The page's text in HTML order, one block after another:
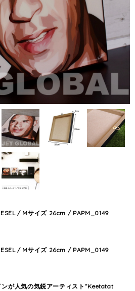
/ Mサイズ 26cm / PAPM_0149
/ Mサイズ 26cm / PAPM_0149
が人気の気鋭アーティスト”Keetatat